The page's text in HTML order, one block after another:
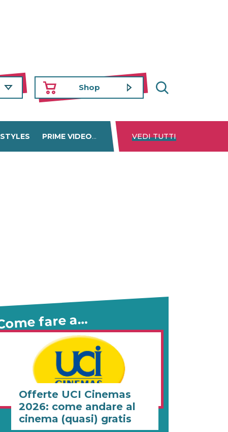
Shop
PRIME VIDEO DISNEY+ NETFLIX
VEDI TUTTI
fare a…
Offerte UCI Cinemas
2026: come andare al
cinema (quasi) gratis